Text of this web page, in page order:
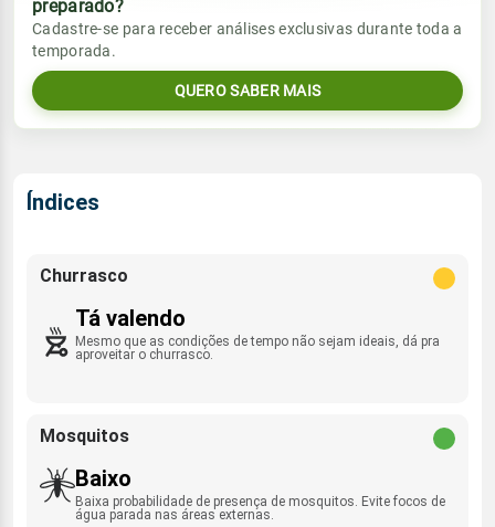
Umidade do ar
89% 98%
Rajada de vento
Sol
07:00h às 17:59h
Lua
Chuva
6.1mm
Umidade do ar
Vento
E - 6km/h
Rajada de vento
Sol
preparado?
Cadastre-se para receber análises exclusivas durante toda a
temporada.
QUERO SABER MAIS
Índices
Churrasco
Tá valendo
Mesmo que as condições de tempo não sejam ideais, dá pra
aproveitar o churrasco.
Mosquitos
Baixo
Baixa probabilidade de presença de mosquitos. Evite focos de
água parada nas áreas externas.